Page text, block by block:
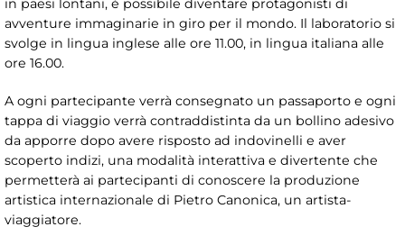
in paesi lontani, è possibile diventare protagonisti di
avventure immaginarie in giro per il mondo. Il laboratorio si
svolge in lingua inglese alle ore 11.00, in lingua italiana alle
ore 16.00.
A ogni partecipante verrà consegnato un passaporto e ogni
tappa di viaggio verrà contraddistinta da un bollino adesivo
da apporre dopo avere risposto ad indovinelli e aver
scoperto indizi, una modalità interattiva e divertente che
permetterà ai partecipanti di conoscere la produzione
artistica internazionale di Pietro Canonica, un artista-
viaggiatore.